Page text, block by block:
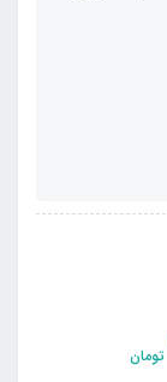
تومان